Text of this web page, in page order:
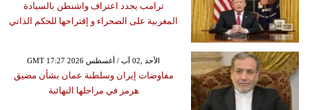
ترامب يجدد اعتراف واشنطن بالسيادة
المغربية على الصحراء و إقتراحها للحكم الذاتي
GMT 17:27 2026 الأحد ,02 آب / أغسطس
مفاوضات إيران وسلطنة عمان بشأن مضيق
هرمز في مراحلها النهائية